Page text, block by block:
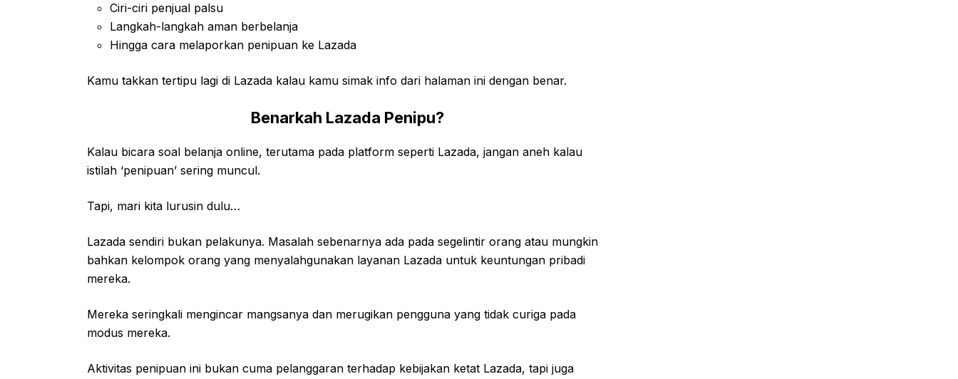
Ciri-ciri penjual palsu
Langkah-langkah aman berbelanja
Hingga cara melaporkan penipuan ke Lazada
Kamu takkan tertipu lagi di Lazada kalau kamu simak info dari halaman ini dengan benar.
Benarkah Lazada Penipu?
Kalau bicara soal belanja online, terutama pada platform seperti Lazada, jangan aneh kalau
istilah ‘penipuan’ sering muncul.
Tapi, mari kita lurusin dulu…
Lazada sendiri bukan pelakunya. Masalah sebenarnya ada pada segelintir orang atau mungkin
bahkan kelompok orang yang menyalahgunakan layanan Lazada untuk keuntungan pribadi
mereka.
Mereka seringkali mengincar mangsanya dan merugikan pengguna yang tidak curiga pada
modus mereka.
Aktivitas penipuan ini bukan cuma pelanggaran terhadap kebijakan ketat Lazada, tapi juga